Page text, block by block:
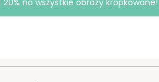
20% na wszystkie obrazy